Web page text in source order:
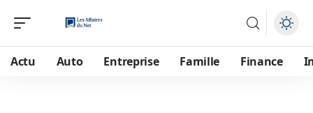
Actu Auto Entreprise Famille Finance